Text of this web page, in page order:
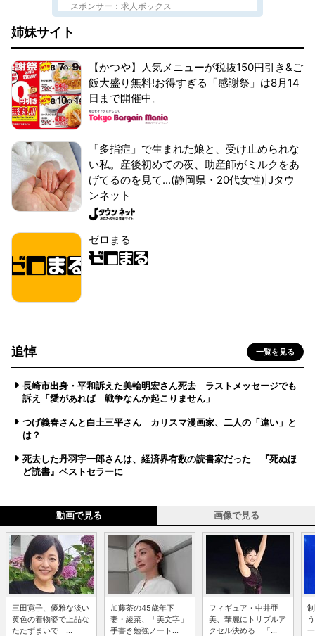
スポンサー：求人ボックス
姉妹サイト
【かつや】人気メニューが税抜150円引き&ご
飯大盛り無料!お得すぎる「感謝祭」は8月14
日まで開催中。
「多指症」で生まれた娘と、受け止められな
い私。産後初めての夜、助産師がミルクをあ
げてるのを見て...(静岡県・20代女性)|Jタウ
ンネット
ゼロまる
追悼 一覧を見る
長崎市出身・平和訴えた美輪明宏さん死去 ラストメッセージでも
訴え「愛があれば 戦争なんか起こりません」
つげ義春さんと白土三平さん カリスマ漫画家、二人の「違い」と
は？
死去した丹羽宇一郎さんは、経済界有数の読書家だった 『死ぬほ
ど読書』ベストセラーに
動画で見る 画像で見る
三田寛子、優雅な淡い
黄色の着物姿で上品な
たたずまいで ...
加藤茶の45歳年下
妻・綾菜、「美文字」
手書き勉強ノート...
フィギュア・中井亜
美、華麗にトリプルア
クセル決める 「...